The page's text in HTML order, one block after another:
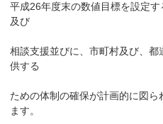
平成26年度末の数値目標を設定
及び
相談支援並びに、市町村及び、
供する
ための体制の確保が計画的に図
ます。